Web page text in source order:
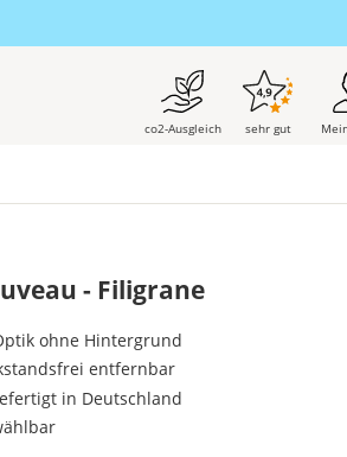
co2-Ausgleich sehr gut
- Filigrane
ohne Hintergrund
entfernbar
in Deutschland